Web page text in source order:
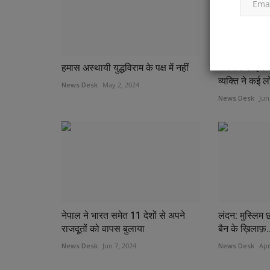
हमास अस्थायी युद्धविराम के पक्ष में नहीं
News Desk May 2, 2024
व्यक्ति ने कई
News Desk
नेपाल ने भारत समेत 11 देशों से अपने
राजदूतों को वापस बुलाया
News Desk Jun 7, 2024
लंदन: मुस्लिम
बैन के
News Desk
गांव में रविवार को बिजली मुंबई, 12 मार्च । भारत में सिस्टेमेटिक इन्वेस्टमेंट प्लान (एसआईपी)